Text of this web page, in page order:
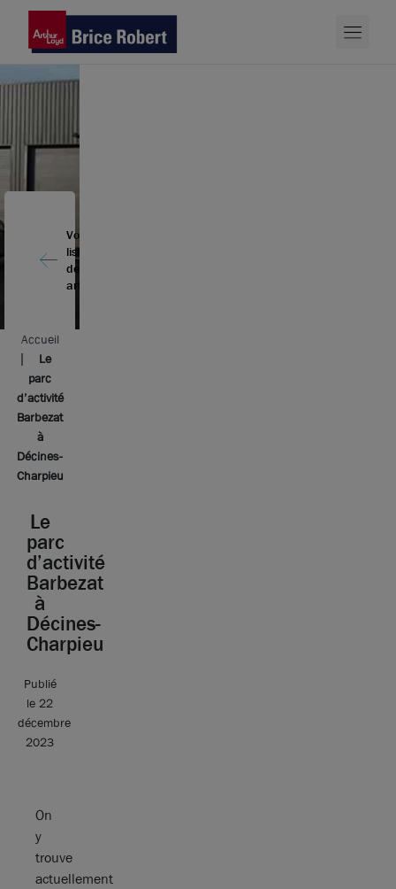
Voir la
liste
des
articles
Accueil
Le
parc
d’activité
Barbezat
à
Décines-
Charpieu
Le
parc
d’activité
Barbezat
à
Décines-
Charpieu
Publié
le 22
décembre
2023
On
y
trouve
actuellement